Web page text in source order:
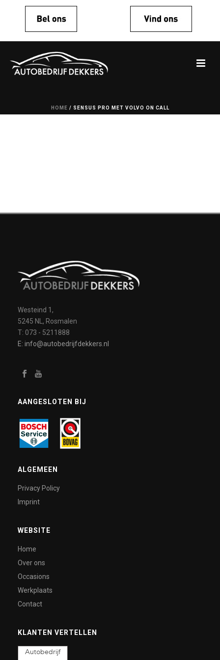
HOME / SENSUS PRO MET VOLVO ON CALL
Westeind 1,
5245 NL, Rosmalen
T: 073 - 5211888
E: info@autobedrijfdekkers.nl
AANGESLOTEN BIJ
ALGEMEEN
Privacy Policy
Imprint
WEBSITE
Home
Over ons
Occasions
Werkplaats
Contact
KLANTEN VERTELLEN
Autobedrijf